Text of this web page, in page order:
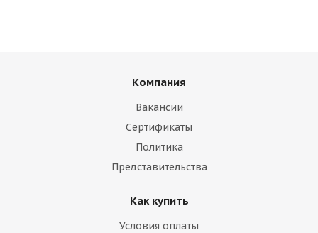
Компания
Вакансии
Сертификаты
Политика
Представительства
Как купить
Условия оплаты